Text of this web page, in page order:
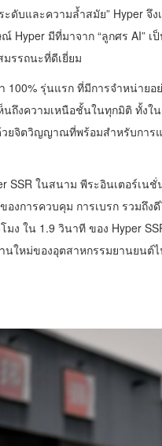
ะดับและความล้ำสมัย” Hyper
Hyper มีที่มาจาก “ลูกศร AI”
รรถนะที่ดีเยี่ยม
100% รุ่นแรก ที่มีการจำหน่าย
นถึงความเหนือชั้นในทุกมิติ ทั้
วยจิตวิญญาณที่พร้อมสำหรับกา
SSR ในสนาม พีระอินเตอร์เน
งการควบคุม การเบรก รวมถึ
มง ใน 1.9 วินาที ของ Hyper
นใหม่ของอุตสาหกรรมยานยนต์